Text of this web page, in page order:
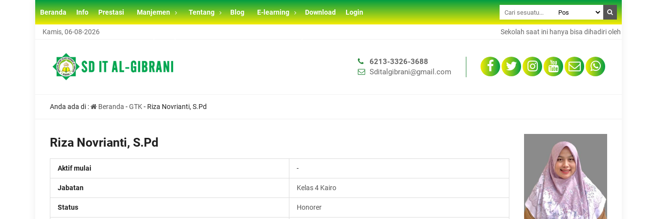
Beranda Info Prestasi Manjemen Tentang Blog E-learning Download Login
SISTEM PENERIMAAN MURID BARU (SPMB) SD IT AL GIBRANI TAHUN AJARAN 2026/2027
Kamis, 06-08-2026 Sekolah saat ini hanya bisa dihadiri oleh 50% dari total
6213-3326-3688
Sditalgibrani@gmail.com
Anda ada di : Beranda -GTK - Riza Novrianti, S.Pd
Riza Novrianti, S.Pd
Aktif mulai -
Jabatan Kelas 4 Kairo
Status Honorer